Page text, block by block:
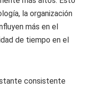
la organización
más en el
de tiempo en el
consistente